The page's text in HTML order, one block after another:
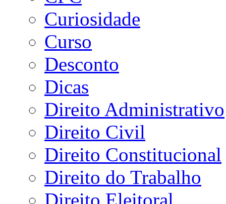
Curiosidade
Curso
Desconto
Dicas
Direito Administrativo
Direito Civil
Direito Constitucional
Direito do Trabalho
Direito Eleitoral